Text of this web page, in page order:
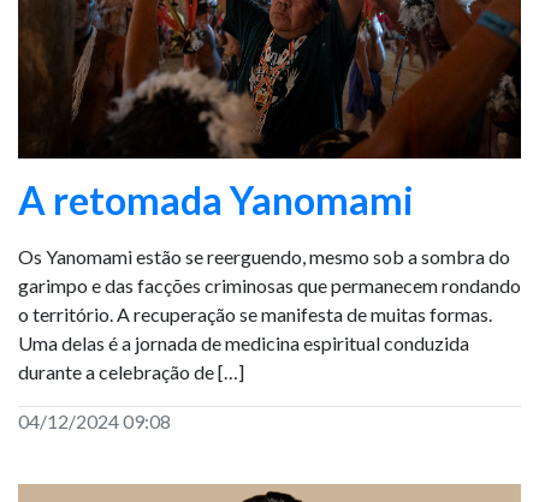
A retomada Yanomami
Os Yanomami estão se reerguendo, mesmo sob a sombra do
garimpo e das facções criminosas que permanecem rondando
o território. A recuperação se manifesta de muitas formas.
Uma delas é a jornada de medicina espiritual conduzida
durante a celebração de […]
04/12/2024 09:08